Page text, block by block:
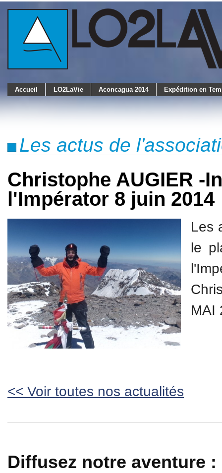
Accueil LO2LaVie Aconcagua 2014 Expédition en
Les actus de
Christophe AUGIER -
l'Impérator 8 juin 2014
Les
le
MAI
<< Voir toutes nos actualités
Diffusez notre aventure :